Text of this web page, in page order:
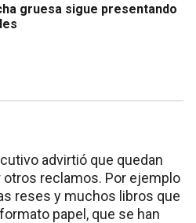
gruesa sigue presentando
advirtió que quedan
reclamos. Por ejemplo
reses y muchos libros que
papel, que se han